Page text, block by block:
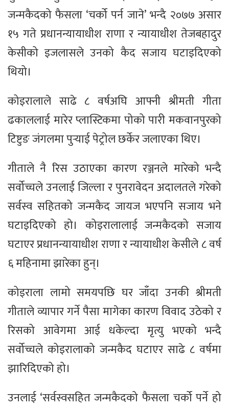
जन्मकैदको फैसला ‘चर्को पर्न जाने’ भन्दै २०७७ असार
१५ गते प्रधानन्यायाधीश राणा र न्यायाधीश तेजबहादुर
केसीको इजलासले उनको कैद सजाय घटाइदिएको
थियो।
कोइरालाले साढे ८ वर्षअघि आफ्नी श्रीमती गीता
ढकाललाई मारेर प्लास्टिकमा पोको पारी मकवानपुरको
टिष्टुङ जंगलमा पुर्‍याई पेट्रोल छर्केर जलाएका थिए।
गीताले नै रिस उठाएका कारण रञ्जनले मारेको भन्दै
सर्वोच्चले उनलाई जिल्ला र पुनरावेदन अदालतले गरेको
सर्वस्व सहितको जन्मकैद जायज भएपनि सजाय भने
घटाइदिएको हो। कोइरालालाई जन्मकैदको सजाय
घटाएर प्रधानन्यायाधीश राणा र न्यायाधीश केसीले ८ वर्ष
६ महिनामा झारेका हुन्।
कोइराला लामो समयपछि घर जाँदा उनकी श्रीमती
गीताले व्यापार गर्ने पैसा मागेका कारण विवाद उठेको र
रिसको आवेगमा आई धकेल्दा मृत्यु भएको भन्दै
सर्वोच्चले कोइरालाको जन्मकैद घटाएर साढे ८ वर्षमा
झारिदिएको हो।
उनलाई ‘सर्वस्वसहित जन्मकैदको फैसला चर्को पर्ने हो